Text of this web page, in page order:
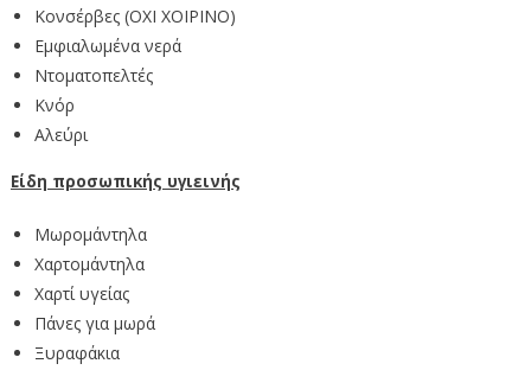
Κονσέρβες (ΟΧΙ ΧΟΙΡΙΝΟ)
Εμφιαλωμένα νερά
Ντοματοπελτές
Κνόρ
Αλεύρι
Είδη προσωπικής υγιεινής
Μωρομάντηλα
Χαρτομάντηλα
Χαρτί υγείας
Πάνες για μωρά
Ξυραφάκια